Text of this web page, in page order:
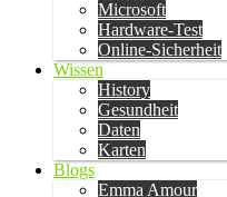
Microsoft
Hardware-Test
Online-Sicherheit
Wissen
History
Gesundheit
Daten
Karten
Blogs
Emma Amour